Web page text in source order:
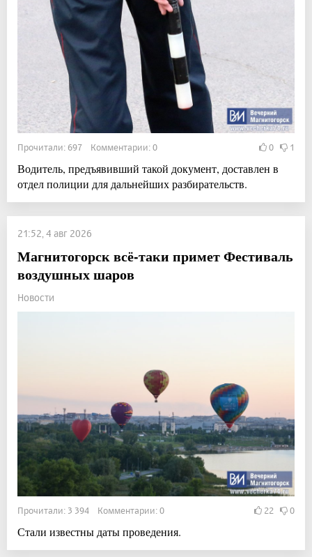
Прочитали: 697 Комментарии: 0 0 1
Водитель, предъявивший такой документ, доставлен в
отдел полиции для дальнейших разбирательств.
21:52, 4 авг 2026
Магнитогорск всё-таки примет Фестиваль
воздушных шаров
Новости
Прочитали: 3 394 Комментарии: 0 22 0
Стали известны даты проведения.